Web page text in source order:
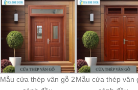
Mẫu cửa thép vân gỗ 2Mẫu cửa thép vân